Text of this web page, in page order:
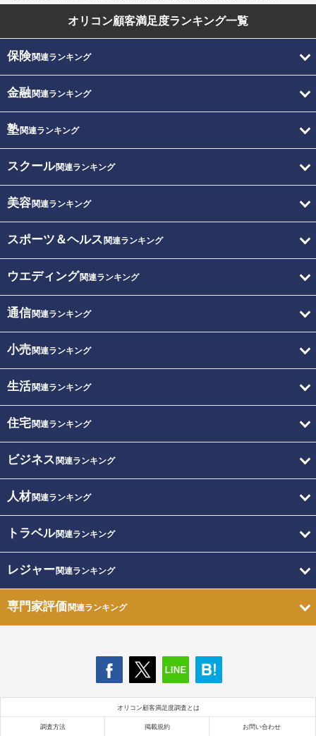
オリコン顧客満足度ランキング一覧
保険関連ランキング
金融関連ランキング
塾関連ランキング
スクール関連ランキング
美容関連ランキング
スポーツ＆ヘルス 関連ランキング
ウエディング関連ランキング
通信関連ランキング
小売関連ランキング
生活関連ランキング
住宅関連ランキング
ビジネス 関連ランキング
人材関連ランキング
トラベル関連ランキング
レジャー関連ランキング
専門家評価関連ランキング
オリコン顧客満足度調査とは
調査方法 掲載規約 お問い合わせ